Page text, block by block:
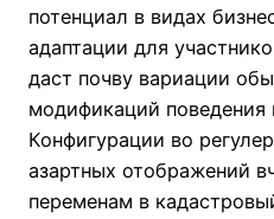
потенциал в видах
адаптации для
даст почву вариации
модификаций поведения
Конфигурации во
азартных отображений
переменам в